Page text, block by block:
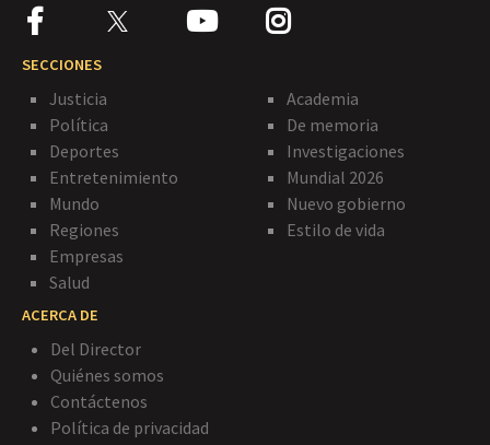
SECCIONES
Justicia
Política
Deportes
Entretenimiento
Mundo
Regiones
Empresas
Salud
Academia
De memoria
Investigaciones
Mundial 2026
Nuevo gobierno
Estilo de vida
ACERCA DE
Del Director
Quiénes somos
Contáctenos
Política de privacidad